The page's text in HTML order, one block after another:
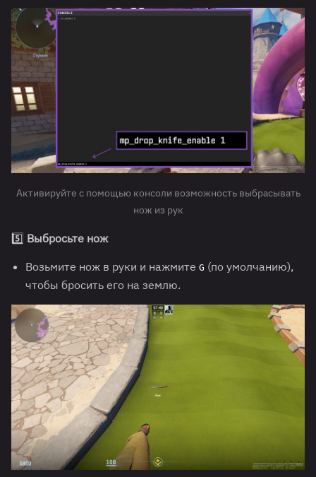
Активируйте с помощью консоли возможность выбрасывать
нож из рук
5️⃣ Выбросьте нож
Возьмите нож в руки и нажмите G (по умолчанию),
чтобы бросить его на землю.